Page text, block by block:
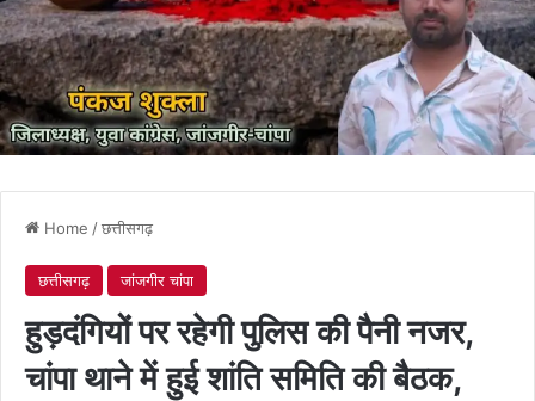
Home /छत्तीसगढ़
छत्तीसगढ़ जांजगीर चांपा
हुड़दंगियों पर रहेगी पुलिस की पैनी नजर,
चांपा थाने में हुई शांति समिति की बैठक,